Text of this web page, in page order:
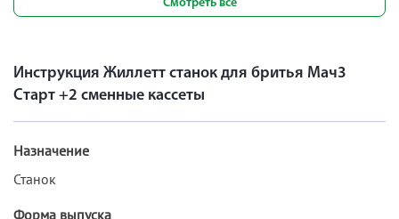
Смотреть все
Инструкция Жиллетт станок для бритья Мач3
Старт +2 сменные кассеты
Назначение
Станок
Форма выпуска